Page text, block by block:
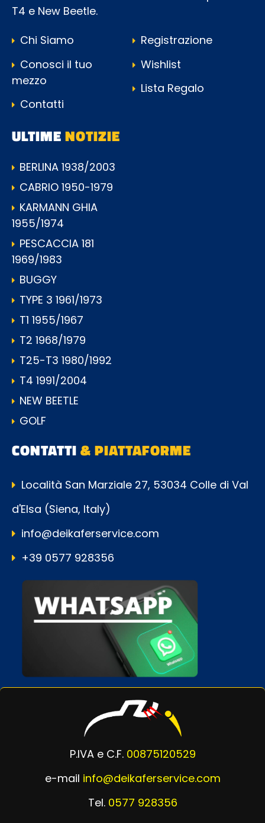
T4 e New Beetle.
Chi Siamo
Conosci il tuo
mezzo
Contatti
Registrazione
Wishlist
Lista Regalo
ULTIMENOTIZIE
BERLINA 1938/2003
CABRIO 1950-1979
KARMANN GHIA
1955/1974
PESCACCIA 181
1969/1983
BUGGY
TYPE 3 1961/1973
T1 1955/1967
T2 1968/1979
T25-T3 1980/1992
T4 1991/2004
NEW BEETLE
GOLF
CONTATTI& PIATTAFORME
Località San Marziale 27, 53034 Colle di Val
d'Elsa (Siena, Italy)
info@deikaferservice.com
+39 0577 928356
P.IVA e C.F. 00875120529
e-mail info@deikaferservice.com
Tel. 0577 928356